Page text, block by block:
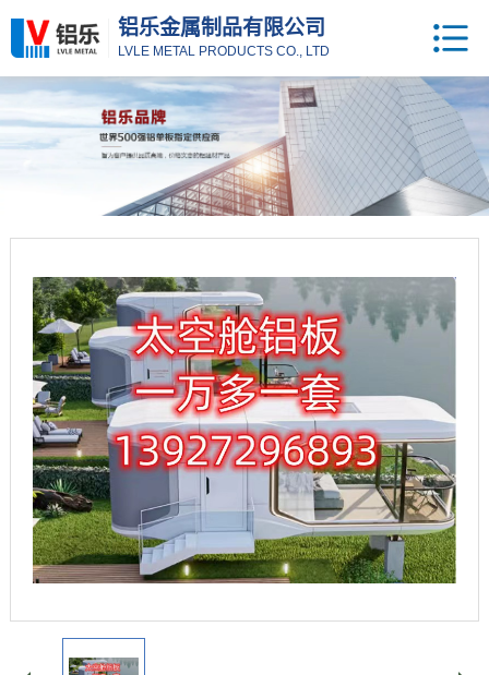
铝乐金属制品有限公司
LVLE METAL PRODUCTS CO., LTD